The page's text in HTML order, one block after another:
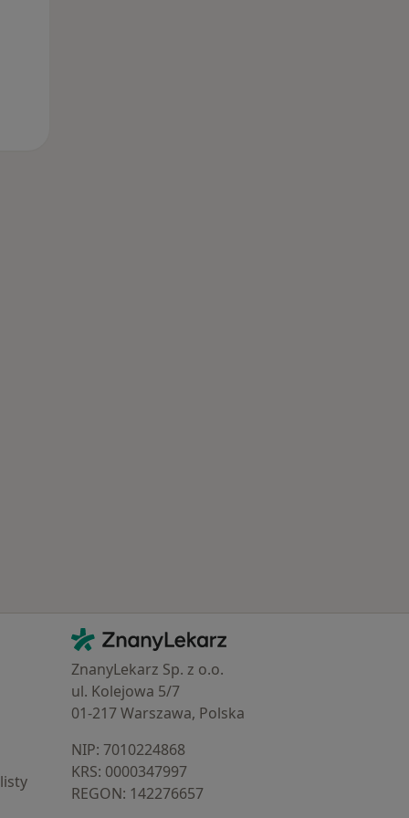
Kontakt
ZnanyLekarz - Strona główna
ZnanyLekarz Sp. z o.o.
ul. Kolejowa 5/7
01-217 Warszawa, Polska
NIP: ⁠7010224868
KRS: ⁠0000347997
REGON: ⁠142276657